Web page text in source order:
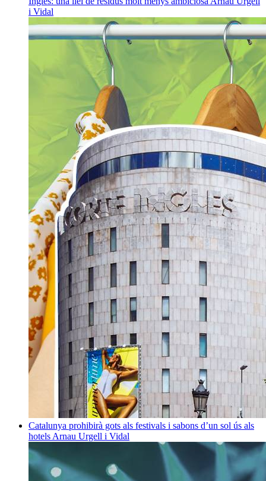
i Vidal
Catalunya prohibirà gots als festivals i sabons d’un sol ús als
hotels Arnau Urgell i Vidal